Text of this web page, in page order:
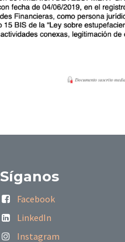
Síganos
Facebook
LinkedIn
Instagram